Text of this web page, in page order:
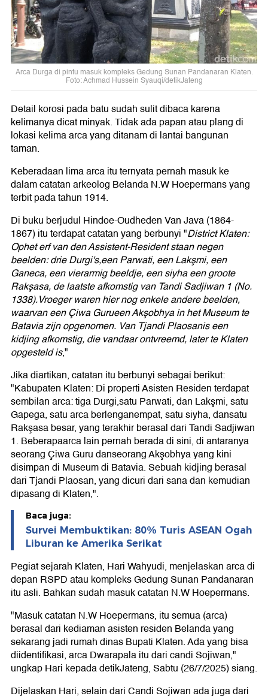
Arca Durga di pintu masuk kompleks Gedung Sunan Pandanaran Klaten.
Foto: Achmad Hussein Syauqi/detikJateng
Detail korosi pada batu sudah sulit dibaca karena
kelimanya dicat minyak. Tidak ada papan atau plang di
lokasi kelima arca yang ditanam di lantai bangunan
taman.
Keberadaan lima arca itu ternyata pernah masuk ke
dalam catatan arkeolog Belanda N.W Hoepermans yang
terbit pada tahun 1914.
Di buku berjudul Hindoe-Oudheden Van Java (1864-
1867) itu terdapat catatan yang berbunyi "District Klaten:
Ophet erf van den Assistent-Resident staan negen
beelden: drie Durgi's,een Parwati, een Lakşmi, een
Ganeca, een vierarmig beeldje, een siyha een groote
Rakşasa, de laatste afkomstig van Tandi Sadjiwan 1 (No.
1338).Vroeger waren hier nog enkele andere beelden,
waarvan een Çiwa Gurueen Akşobhya in het Museum te
Batavia zijn opgenomen. Van Tjandi Plaosanis een
kidjing afkomstig, die vandaar ontvreemd, later te Klaten
opgesteld is,"
Jika diartikan, catatan itu berbunyi sebagai berikut:
"Kabupaten Klaten: Di properti Asisten Residen terdapat
sembilan arca: tiga Durgi,satu Parwati, dan Lakşmi, satu
Gapega, satu arca berlenganempat, satu siyha, dansatu
Rakşasa besar, yang terakhir berasal dari Tandi Sadjiwan
1. Beberapaarca lain pernah berada di sini, di antaranya
seorang Çiwa Guru danseorang Akşobhya yang kini
disimpan di Museum di Batavia. Sebuah kidjing berasal
dari Tjandi Plaosan, yang dicuri dari sana dan kemudian
dipasang di Klaten,".
Baca juga:
Survei Membuktikan: 80% Turis ASEAN Ogah
Liburan ke Amerika Serikat
Pegiat sejarah Klaten, Hari Wahyudi, menjelaskan arca di
depan RSPD atau kompleks Gedung Sunan Pandanaran
itu asli. Bahkan sudah masuk catatan N.W Hoepermans.
"Masuk catatan N.W Hoepermans, itu semua (arca)
berasal dari kediaman asisten residen Belanda yang
sekarang jadi rumah dinas Bupati Klaten. Ada yang bisa
diidentifikasi, arca Dwarapala itu dari candi Sojiwan,"
ungkap Hari kepada detikJateng, Sabtu (26/7/2025) siang.
Dijelaskan Hari, selain dari Candi Sojiwan ada juga dari